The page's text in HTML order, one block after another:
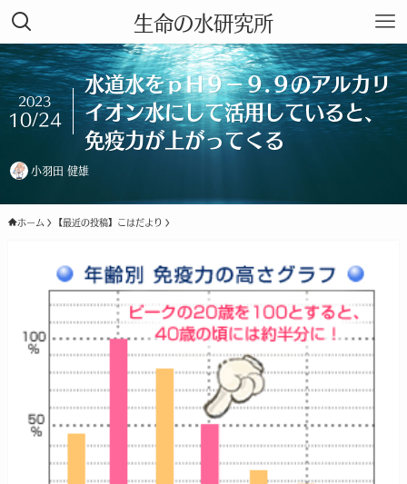
生命の水研究所
水道水をｐＨ９－９.９のアルカリ
イオン水にして活用していると、
免疫力が上がってくる
2023
10/24
小羽田 健雄
ホーム 【最近の投稿】こはだより